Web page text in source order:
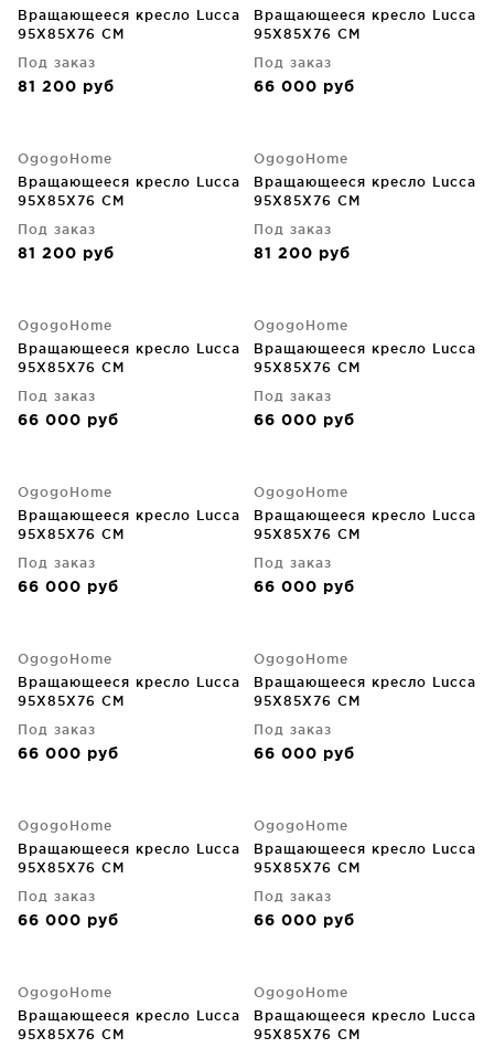
Вращающееся кресло Lucca
95X85X76 CM
Под заказ
81 200 руб
Вращающееся кресло Lucca
95X85X76 CM
Под заказ
66 000 руб
OgogoHome
Вращающееся кресло Lucca
95X85X76 CM
Под заказ
81 200 руб
OgogoHome
Вращающееся кресло Lucca
95X85X76 CM
Под заказ
81 200 руб
OgogoHome
Вращающееся кресло Lucca
95X85X76 CM
Под заказ
66 000 руб
OgogoHome
Вращающееся кресло Lucca
95X85X76 CM
Под заказ
66 000 руб
OgogoHome
Вращающееся кресло Lucca
95X85X76 CM
Под заказ
66 000 руб
OgogoHome
Вращающееся кресло Lucca
95X85X76 CM
Под заказ
66 000 руб
OgogoHome
Вращающееся кресло Lucca
95X85X76 CM
Под заказ
66 000 руб
OgogoHome
Вращающееся кресло Lucca
95X85X76 CM
Под заказ
66 000 руб
OgogoHome
Вращающееся кресло Lucca
95X85X76 CM
Под заказ
66 000 руб
OgogoHome
Вращающееся кресло Lucca
95X85X76 CM
Под заказ
66 000 руб
OgogoHome
Вращающееся кресло Lucca
95X85X76 CM
OgogoHome
Вращающееся кресло Lucca
95X85X76 CM